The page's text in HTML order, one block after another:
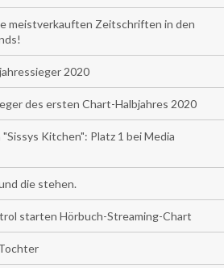
meistverkauften Zeitschriften in den
2020
des ersten Chart-Halbjahres 2020
Kitchen": Platz 1 bei Media
die stehen.
starten Hörbuch-Streaming-Chart